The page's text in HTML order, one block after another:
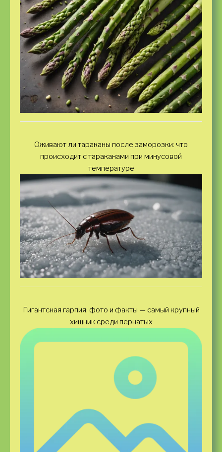
Оживают ли тараканы после заморозки: что
происходит с тараканами при минусовой
температуре
Гигантская гарпия: фото и факты — самый крупный
хищник среди пернатых